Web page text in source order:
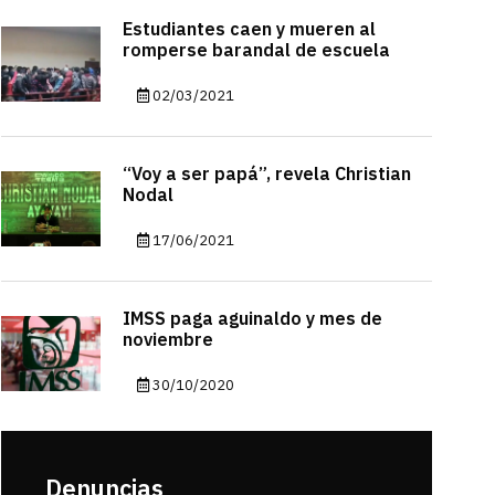
Estudiantes caen y mueren al
romperse barandal de escuela
02/03/2021
“Voy a ser papá”, revela Christian
Nodal
17/06/2021
IMSS paga aguinaldo y mes de
noviembre
30/10/2020